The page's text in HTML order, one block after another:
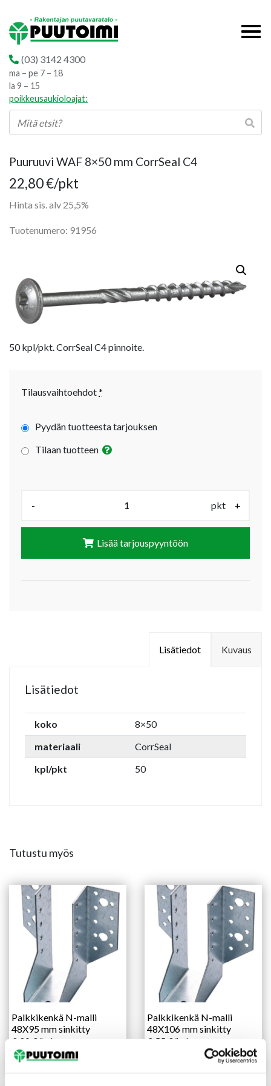
(03) 3142 4300
ma – pe 7 – 18
la 9 – 15
poikkeusaukioloajat:
Puuruuvi WAF 8×50 mm CorrSeal C4
22,80€/pkt
Hinta sis. alv 25,5%
Tuotenumero: 91956
50 kpl/pkt. CorrSeal C4 pinnoite.
Tilausvaihtoehdot*
Pyydän tuotteesta tarjouksen
Tilaan tuotteen
- pkt +
Lisää tarjouspyyntöön
Kuvaus
Lisätiedot
Lisätiedot
koko
8×50
materiaali
CorrSeal
kpl/pkt
50
Tutustu myös
Palkkikenkä N-malli
48X95 mm sinkitty
2,20 € /kpl
Lue lisää
Palkkikenkä N-malli
48X106 mm sinkitty
2,55 € /kpl
Lue lisää